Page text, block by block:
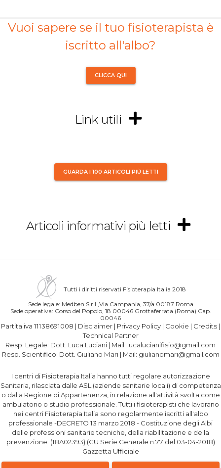
Vuoi sapere se il tuo fisioterapista è
iscritto all'albo?
CLICCA QUI
Link utili
GUARDA I 100 ARTICOLI PIÙ LETTI
Articoli informativi più letti
Tutti i diritti riservati Fisioterapia Italia 2018
Sede legale: Medben S.r.l.,Via Campania, 37/a 00187 Roma
Sede operativa: Corso del Popolo, 18 00046 Grottaferrata (Roma) Cap.
00046
Partita iva 11138691008 | Disclaimer | Privacy Policy | Cookie | Credits |
Technical Partner
Resp. Legale: Dott. Luca Luciani | Mail: lucalucianifisio@gmail.com
Resp. Scientifico: Dott. Giuliano Mari| Mail: giulianomari@gmail.com
I centri di Fisioterapia Italia hanno tutti regolare autorizzazione
Sanitaria, rilasciata dalle ASL (aziende sanitarie locali) di competenza
o dalla Regione di Appartenenza, in relazione all'attività svolta come
ambulatorio o studio professionale. Tutti i fisioterapisti che lavorano
nei centri Fisioterapia Italia sono regolarmente iscritti all'albo
professionale -DECRETO 13 marzo 2018 - Costituzione degli Albi
delle professioni sanitarie tecniche, della riabilitazione e della
prevenzione. (18A02393) (GU Serie Generale n.77 del 03-04-2018)
Gazzetta Ufficiale